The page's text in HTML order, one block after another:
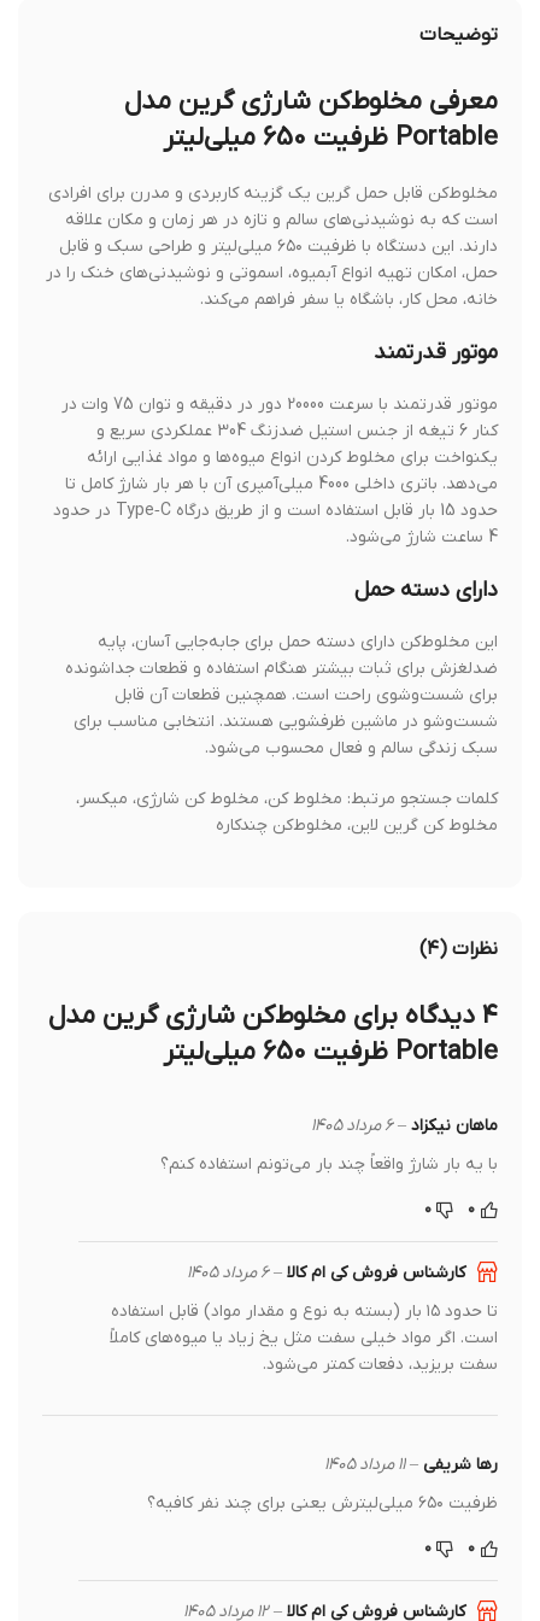
توضیحات
معرفی مخلوط‌کن شارژی گرین مدل
Portable ظرفیت 650 میلی‌لیتر
مخلوط‌کن قابل حمل گرین یک گزینه کاربردی و مدرن برای افرادی
است که به نوشیدنی‌های سالم و تازه در هر زمان و مکان علاقه
دارند. این دستگاه با ظرفیت ۶۵۰ میلی‌لیتر و طراحی سبک و قابل
حمل، امکان تهیه انواع آبمیوه، اسموتی و نوشیدنی‌های خنک را در
خانه، محل کار، باشگاه یا سفر فراهم می‌کند.
موتور قدرتمند
موتور قدرتمند با سرعت 20000 دور در دقیقه و توان 75 وات در
کنار 6 تیغه از جنس استیل ضدزنگ 304 عملکردی سریع و
یکنواخت برای مخلوط کردن انواع میوه‌ها و مواد غذایی ارائه
می‌دهد. باتری داخلی 4000 میلی‌آمپری آن با هر بار شارژ کامل تا
حدود 15 بار قابل استفاده است و از طریق درگاه Type‑C در حدود
دارای دسته حمل
این مخلوط‌کن دارای دسته حمل برای جابه‌جایی آسان، پایه
ضدلغزش برای ثبات بیشتر هنگام استفاده و قطعات جداشونده
برای شست‌وشوی راحت است. همچنین قطعات آن قابل
شست‌وشو در ماشین ظرفشویی هستند. انتخابی مناسب برای
سبک زندگی سالم و فعال محسوب می‌شود.
کلمات جستجو مرتبط: مخلوط کن، مخلوط کن شارژی، میکسر،
مخلوط کن گرین لاین، مخلوط‌کن چندکاره
نظرات (۴)
مخلوط‌کن شارژی گرین مدل
Portable ظرفیت 650 میلی‌لیتر
ماهان نیکزاد– ۶ مرداد ۱۴۰۵
با یه بار شارژ واقعاً چند بار می‌تونم استفاده کنم؟
کارشناس فروش کی ام کالا– ۶ مرداد ۱۴۰۵
تا حدود ۱۵ بار (بسته به نوع و مقدار مواد) قابل استفاده
است. اگر مواد خیلی سفت مثل یخ زیاد یا میوه‌های کاملاً
سفت بریزید، دفعات کمتر می‌شود.
رها شریفی– ۱۱ مرداد ۱۴۰۵
ظرفیت ۶۵۰ میلی‌لیترش یعنی برای چند نفر کافیه؟
کارشناس فروش کی ام کالا– ۱۲ مرداد ۱۴۰۵